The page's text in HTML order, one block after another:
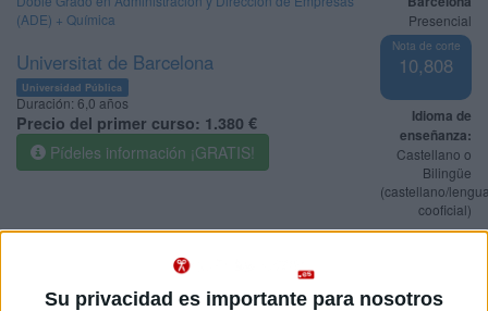
Su privacidad es importante para nosotros
Presencial
Nota de corte
10,808
Idioma de
enseñanza:
Castellano o
Bilingüe
(castellano/
cooficial)
(ADE) + Química
Universitat de Barcelona
Universidad Pública
Duración:6,0 años
Precio del primer curso: 1.380 €
Pídeles información ¡GRATIS!
Nota de corte
Universitat de Barcelona